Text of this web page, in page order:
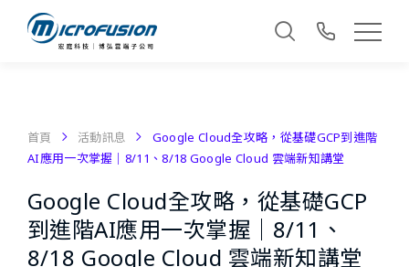
首頁 活動訊息
Google Cloud全攻略，從基礎GCP到進階
AI應用一次掌握｜8/11、8/18 Google Cloud 雲端新知講堂
Google Cloud全攻略，從基礎GCP
到進階AI應用一次掌握｜8/11、
8/18 Google Cloud 雲端新知講堂